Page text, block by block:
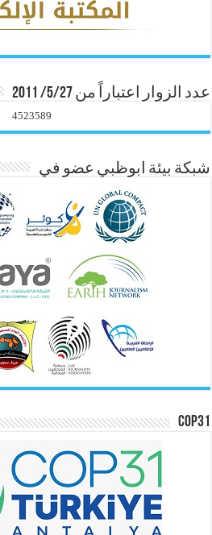
عدد الزوار اعتباراً من 5/27/ 2011
4523589
شبكة بيئة ابوظبي عضو في
COP31